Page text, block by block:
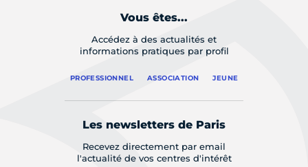
Vous êtes...
Accédez à des actualités et
informations pratiques par profil
PROFESSIONNEL ASSOCIATION JEUNE
Les newsletters de Paris
Recevez directement par email
l'actualité de vos centres d'intérêt